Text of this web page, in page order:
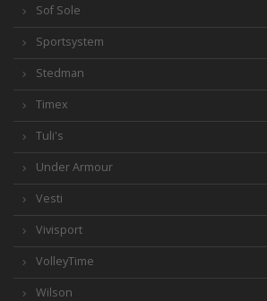
Sof Sole
Sportsystem
Stedman
Timex
Tuli's
Under Armour
Vesti
Vivisport
VolleyTime
Wilson